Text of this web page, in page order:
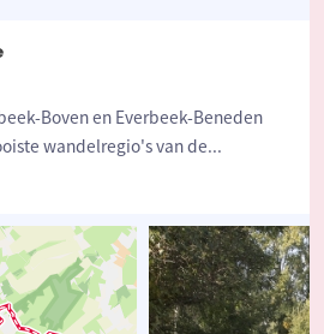
Boven en Everbeek-Beneden
wandelregio's van de...